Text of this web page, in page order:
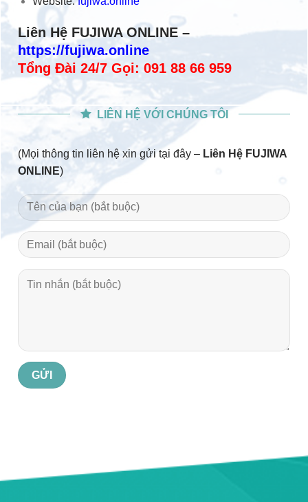
Liên Hệ FUJIWA ONLINE –
https://fujiwa.online
Tổng Đài 24/7 Gọi: 091 88 66 959
LIÊN HỆ VỚI CHÚNG TÔI
(Mọi thông tin liên hệ xin gửi tại đây – Liên Hệ FUJIWA
ONLINE)